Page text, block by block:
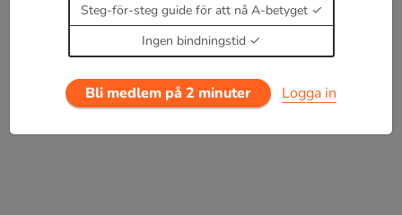
Enbart medlemmar kan kommentera.Prova i 30
Logga inellerBli medlem nu
Steg-för-steg guide för att nå A-betyget
Ingen bindningstid
Bli medlem på 2 minuter Logga in